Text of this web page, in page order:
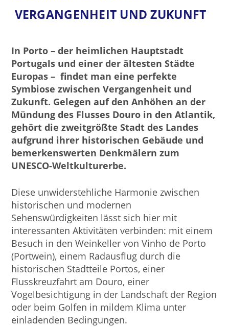
VERGANGENHEIT UND ZUKUNFT
In Porto – der heimlichen Hauptstadt
Portugals und einer der ältesten Städte
Europas – findet man eine perfekte
Symbiose zwischen Vergangenheit und
Zukunft. Gelegen auf den Anhöhen an der
Mündung des Flusses Douro in den Atlantik,
gehört die zweitgrößte Stadt des Landes
aufgrund ihrer historischen Gebäude und
bemerkenswerten Denkmälern zum
UNESCO-Weltkulturerbe.
Diese unwiderstehliche Harmonie zwischen
historischen und modernen
Sehenswürdigkeiten lässt sich hier mit
interessanten Aktivitäten verbinden: mit einem
Besuch in den Weinkeller von Vinho de Porto
(Portwein), einem Radausflug durch die
historischen Stadtteile Portos, einer
Flusskreuzfahrt am Douro, einer
Vogelbesichtigung in der Landschaft der Region
oder beim Golfen in mildem Klima unter
einladenden Bedingungen.